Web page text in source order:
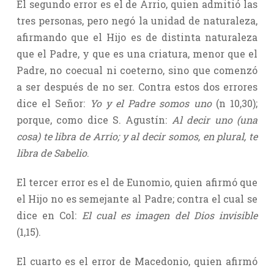
El segundo error es el de Arrio, quien admitió las
tres personas, pero negó la unidad de naturaleza,
afirmando que el Hijo es de distinta naturaleza
que el Padre, y que es una criatura, menor que el
Padre, no coecual ni coeterno, sino que comenzó
a ser después de no ser. Contra estos dos errores
dice el Señor: Yo y el Padre somos uno (n 10,30);
porque, como dice S. Agustín: Al decir uno (una
cosa) te libra de Arrio; y al decir somos, en plural, te
libra de Sabelio.
El tercer error es el de Eunomio, quien afirmó que
el Hijo no es semejante al Padre; contra el cual se
dice en Col: El cual es imagen del Dios invisible
(1,15).
El cuarto es el error de Macedonio, quien afirmó